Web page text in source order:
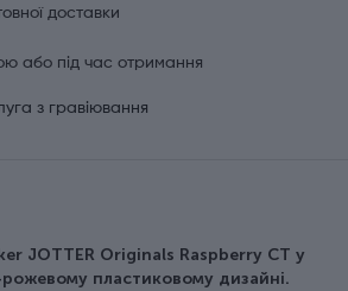
доставки
або під час отримання
з гравіювання
JOTTER Originals Raspberry CT у
пластиковому дизайні.